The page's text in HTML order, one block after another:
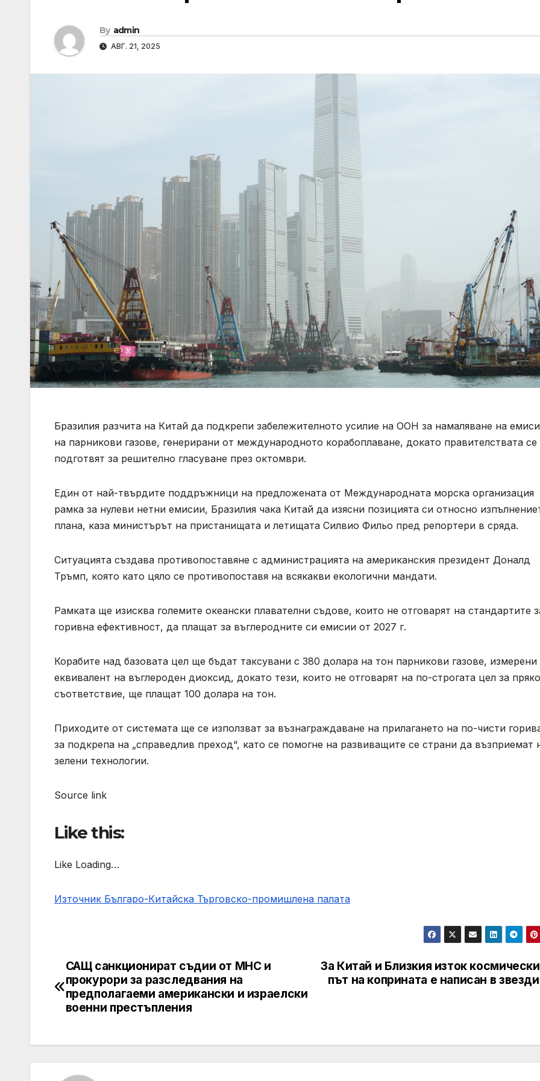
By admin
АВГ. 21, 2025
Бразилия разчита на Китай да подкрепи забележителното усилие на ООН за намаляване на
на парникови газове, генерирани от международното корабоплаване, докато правителствата се
подготвят за решително гласуване през октомври.
Един от най-твърдите поддръжници на предложената от Международната морска организация
рамка за нулеви нетни емисии, Бразилия чака Китай да изясни позицията си относно
плана, каза министърът на пристанищата и летищата Силвио Фильо пред репортери в сряда.
Ситуацията създава противопоставяне с администрацията на американския президент Доналд
Тръмп, която като цяло се противопоставя на всякакви екологични мандати.
Рамката ще изисква големите океански плавателни съдове, които не отговарят на стандартите
горивна ефективност, да плащат за въглеродните си емисии от 2027 г.
Корабите над базовата цел ще бъдат таксувани с 380 долара на тон парникови газове, измерени
еквивалент на въглероден диоксид, докато тези, които не отговарят на по-строгата цел за пряко
съответствие, ще плащат 100 долара на тон.
Приходите от системата ще се използват за възнаграждаване на прилагането на по-чисти
за подкрепа на „справедлив преход“, като се помогне на развиващите се страни да възприемат
зелени технологии.
Source link
Like this:
Like Loading…
Източник Българо-Китайска Търговско-промишлена палaта
Навигация
За Китай и Близкия изток
път на коприната е написан в
САЩ санкционират съдии от МНС и
прокурори за разследвания на
предполагаеми американски и израелски
военни престъпления